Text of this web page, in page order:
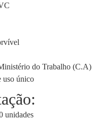
do Trabalho (C.A)
uso único
unidades